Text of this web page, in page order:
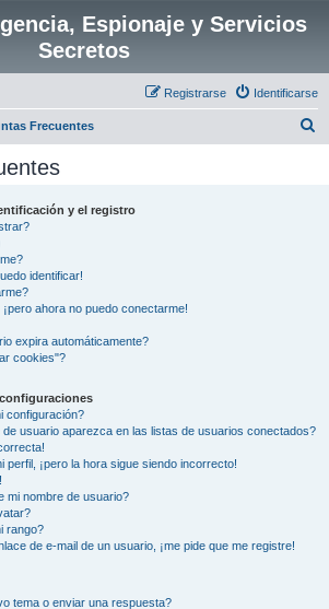
Espionaje y Servicios
Secretos
Identificarse
Registrarse
Frecuentes
y el registro
identificar!
ahora no puedo conectarme!
expira automáticamente?
cookies"?
configuración?
usuario aparezca en las listas de usuarios conectados?
perfil, ¡pero la hora sigue siendo incorrecto!
mi nombre de usuario?
rango?
de e-mail de un usuario, ¡me pide que me registre!
tema o enviar una respuesta?